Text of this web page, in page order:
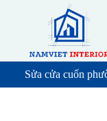
t
c
Sửa cửa cuốn